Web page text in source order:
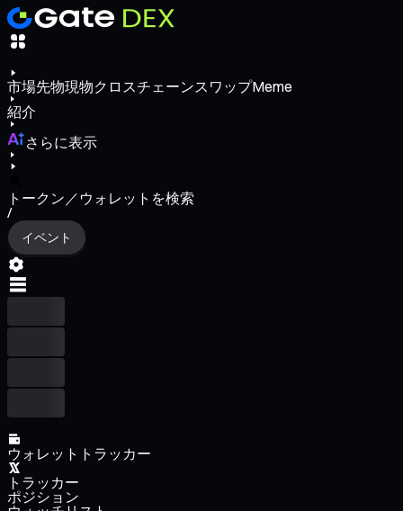
市場先物現物クロスチェーンスワップMeme
紹介
さらに表示
トークン／ウォレットを検索
/
イベント
ウォレットトラッカー
トラッカー
ポジション